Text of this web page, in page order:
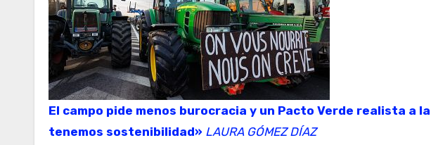
El campo pide menos burocracia y un Pacto Verde realista a la UE: «Si no somos rentables, no
tenemos sostenibilidad» LAURA GÓMEZ DÍAZ